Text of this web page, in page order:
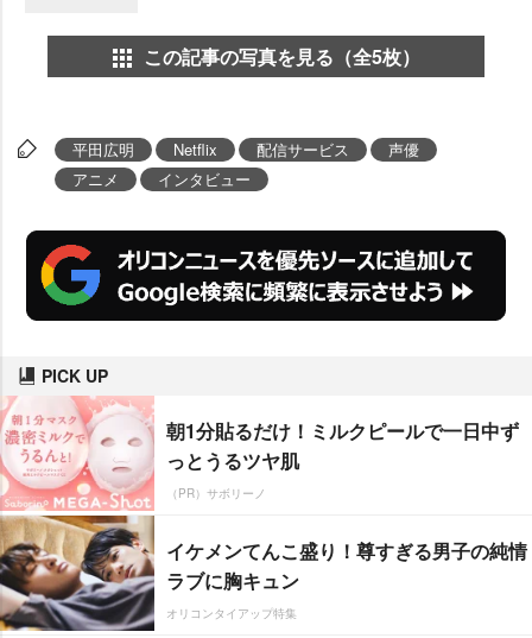
この記事の写真を見る（全5枚）
平田広明 Netflix 配信サービス
声優
アニメ
インタビュー
PICK UP
朝1分貼るだけ！ミルクピールで一日中ず
っとうるツヤ肌
（PR）サボリーノ
イケメンてんこ盛り！尊すぎる男子の純情
ラブに胸キュン
オリコンタイアップ特集